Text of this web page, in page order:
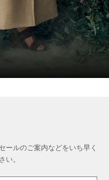
ールのご案内などをいち早く
。